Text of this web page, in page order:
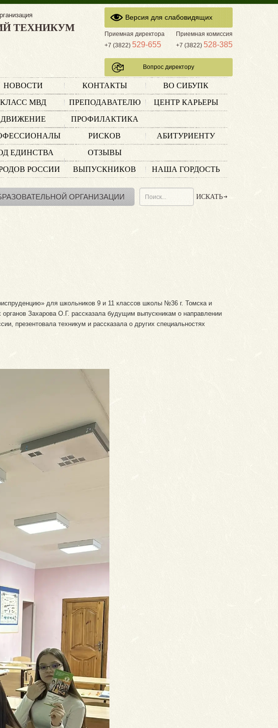
ТЕХНИКУМ
Версия для слабовидящих
Приемная директора
Приемная комиссия
+7 (3822) 529-655 +7 (3822) 528-385
Вопрос директору
НОВОСТИ КОНТАКТЫ
ВО СИБУПК
КЛАСС МВД ПРЕПОДАВАТЕЛЮ
ЦЕНТР КАРЬЕРЫ
ДВИЖЕНИЕ
ПРОФИЛАКТИКА
РИСКОВ
АБИТУРИЕНТУ
ЕДИНСТВА
РОССИИ
ОТЗЫВЫ
ВЫПУСКНИКОВ
НАША ГОРДОСТЬ
ОРГАНИЗАЦИИ
для школьников 9 и 11 классов школы №36 г. Томска и
Захарова О.Г. рассказала будущим выпускникам о направлении
презентовала техникум и рассказала о других специальностях